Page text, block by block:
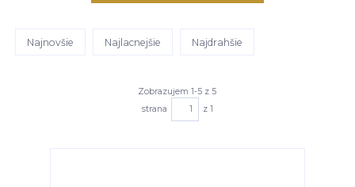
Najnovšie Najlacnejšie Najdrahšie
Zobrazujem 1-5 z 5
strana
z 1